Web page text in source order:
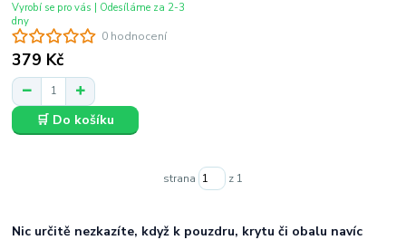
0 hodnocení
379 Kč
Vyrobí se pro vás | Odesíláme za 2-3
dny
🛒 Do košíku
strana z 1
Nic určitě nezkazíte, když k pouzdru, krytu či obalu navíc